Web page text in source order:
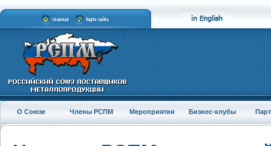
О Союзе Члены РСПМ Мероприятия Бизнес-клубы